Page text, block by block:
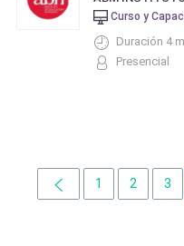
Curso y
Duración 4
Presencial
1 2 3